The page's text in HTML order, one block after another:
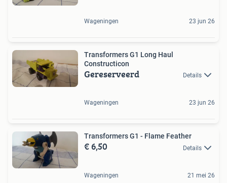
Wageningen 23 jun 26
Transformers G1 Long Haul
Constructicon
Gereserveerd Details
Wageningen 23 jun 26
Transformers G1 - Flame Feather
€ 6,50 Details
Wageningen 21 mei 26